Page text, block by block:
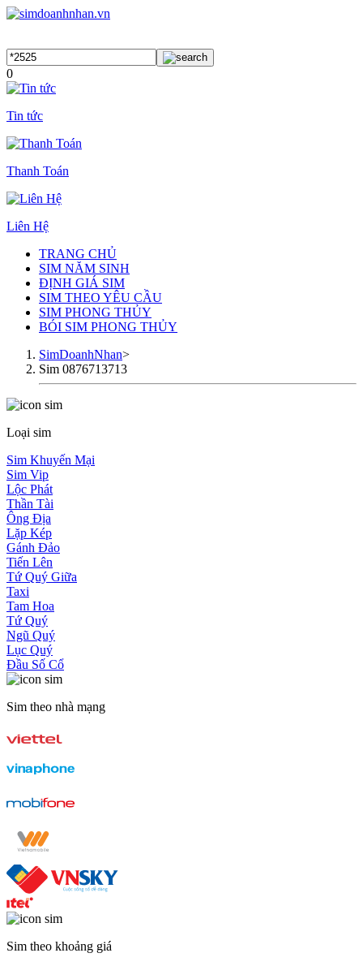
0
Tin tức
Thanh Toán
Liên Hệ
TRANG CHỦ
SIM NĂM SINH
ĐỊNH GIÁ SIM
SIM THEO YÊU CẦU
SIM PHONG THỦY
BÓI SIM PHONG THỦY
SimDoanhNhan>
Sim 0876713713
Loại sim
Sim Khuyến Mại
Sim Vip
Lộc Phát
Thần Tài
Ông Địa
Lặp Kép
Gánh Đảo
Tiến Lên
Tứ Quý Giữa
Taxi
Tam Hoa
Tứ Quý
Ngũ Quý
Lục Quý
Đầu Số Cổ
Sim theo nhà mạng
Sim theo khoảng giá